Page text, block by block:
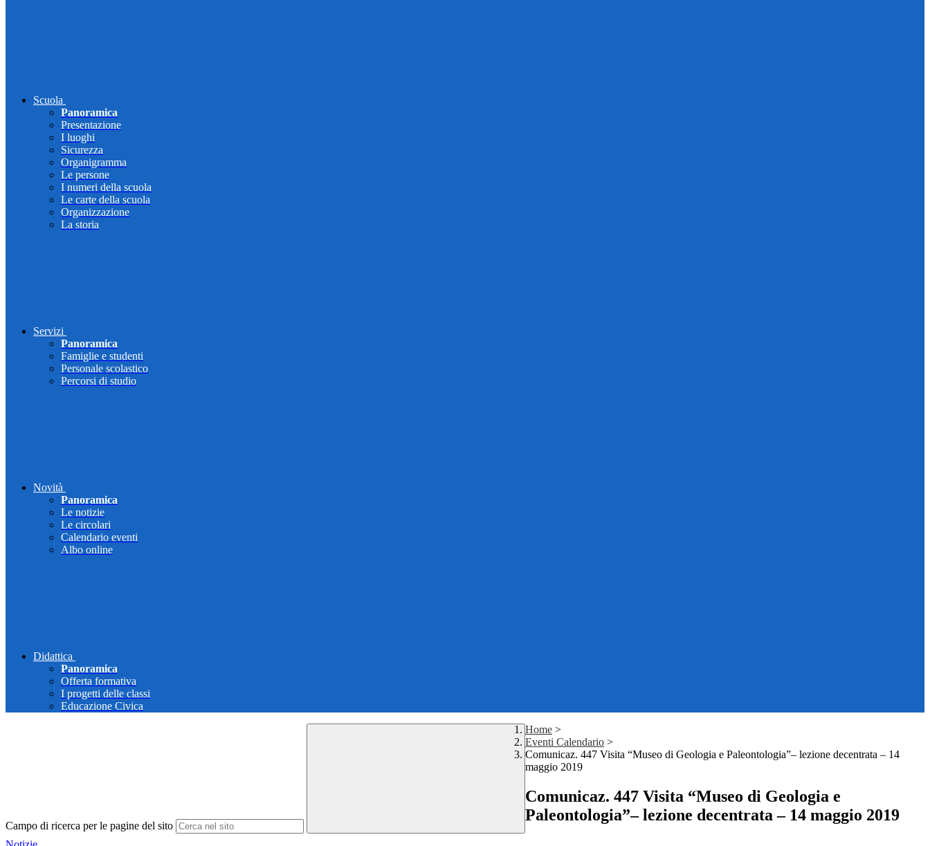
Scuola
Panoramica
Presentazione
I luoghi
Sicurezza
Organigramma
Le persone
I numeri della scuola
Le carte della scuola
Organizzazione
La storia
Servizi
Panoramica
Famiglie e studenti
Personale scolastico
Percorsi di studio
Novità
Panoramica
Le notizie
Le circolari
Calendario eventi
Albo online
Didattica
Panoramica
Offerta formativa
I progetti delle classi
Educazione Civica
Campo di ricerca per le pagine del sito
Home >
Eventi Calendario >
Comunicaz. 447 Visita “Museo di Geologia e Paleontologia”– lezione decentrata – 14
maggio 2019
Comunicaz. 447 Visita “Museo di Geologia e
Paleontologia”– lezione decentrata – 14 maggio 2019